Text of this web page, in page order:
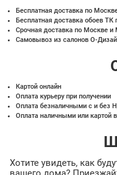
Бесплатная доставка по
Бесплатная доставка обоев ТК
Срочная доставка по Москве
Самовывоз из салонов О-
Картой онлайн
Оплата курьеру при получении
Оплата безналичными с и без
Оплата наличными или картой
Хотите увидеть, как